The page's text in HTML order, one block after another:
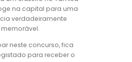
na capital para uma
verdadeiramente
memorável.
neste concurso, fica
para receber o